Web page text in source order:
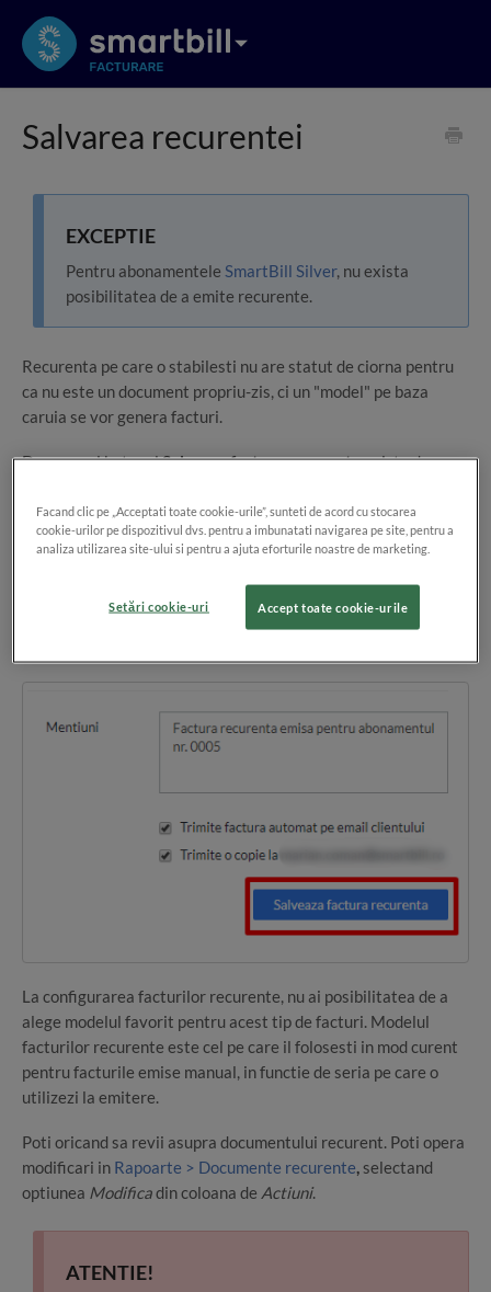
Salvarea recurentei
EXCEPTIE
Pentru abonamentele SmartBill Silver, nu exista
posibilitatea de a emite recurente.
Recurenta pe care o stabilesti nu are statut de ciorna pentru
ca nu este un document propriu-zis, ci un "model" pe baza
caruia se vor genera facturi.
Daca apesi butonulSalveaza factura recurentaexista doua
generata prima factura:
daca este data curenta, se afiseaza pagina de vizualizare a
daca este o data din viitor sau din trecut, esti transferat in
La configurarea facturilor recurente, nu ai posibilitatea de a
alege modelul favorit pentru acest tip de facturi. Modelul
facturilor recurente este cel pe care il folosesti in mod curent
pentru facturile emise manual, in functie de seria pe care o
utilizezi la emitere.
Poti oricand sa revii asupra documentului recurent. Poti opera
modificari in Rapoarte > Documente recurente, selectand
optiunea Modificadin coloana de Actiuni.
ATENTIE!
Facand clic pe „Acceptati toate cookie-urile”, sunteti de acord cu stocarea
cookie-urilor pe dispozitivul dvs. pentru a imbunatati navigarea pe site, pentru a
analiza utilizarea site-ului si pentru a ajuta eforturile noastre de marketing.
Accept toate cookie-urile
Setări cookie-uri